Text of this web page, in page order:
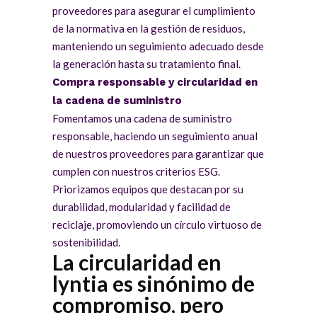
proveedores para asegurar el cumplimiento
de la normativa en la gestión de residuos,
manteniendo un seguimiento adecuado desde
la generación hasta su tratamiento final.
Compra responsable y circularidad en
la cadena de suministro
Fomentamos una cadena de suministro
responsable, haciendo un seguimiento anual
de nuestros proveedores para garantizar que
cumplen con nuestros criterios ESG.
Priorizamos equipos que destacan por su
durabilidad, modularidad y facilidad de
reciclaje, promoviendo un círculo virtuoso de
sostenibilidad.
La circularidad en
lyntia es sinónimo de
compromiso, pero